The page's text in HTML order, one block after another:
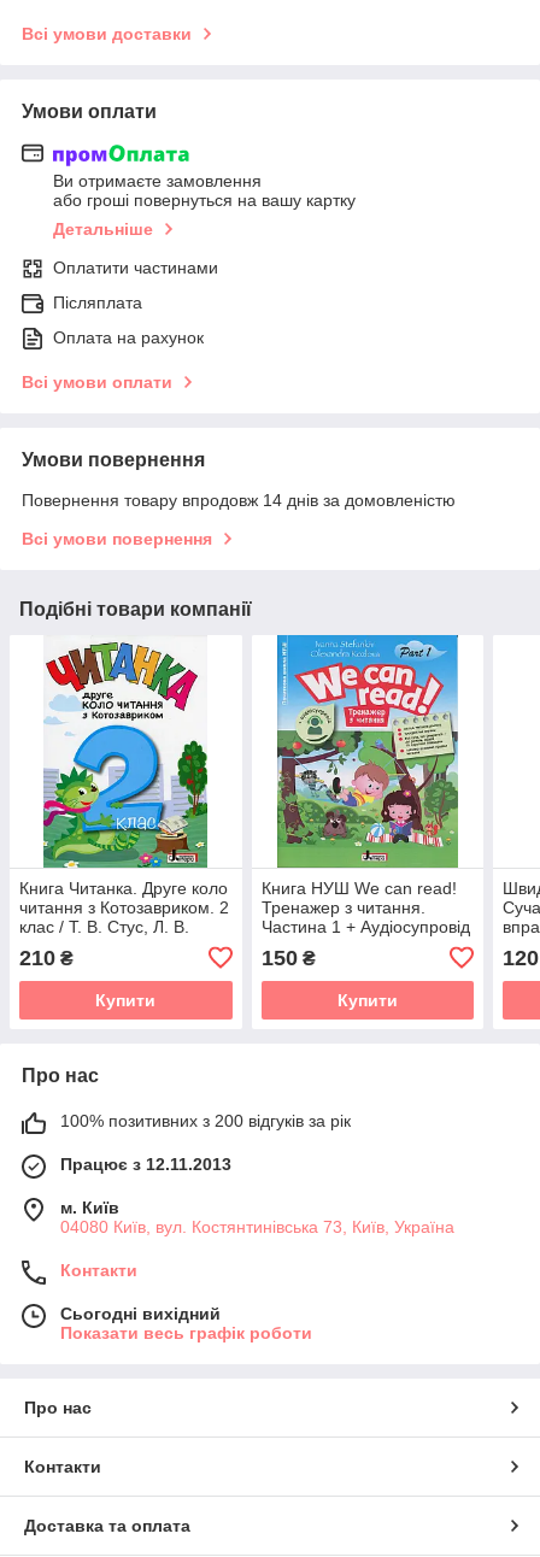
Всі умови доставки
Умови оплати
Ви отримаєте замовлення
або гроші повернуться на вашу картку
Детальніше
Оплатити частинами
Післяплата
Оплата на рахунок
Всі умови оплати
Умови повернення
Повернення товару впродовж 14 днів за домовленістю
Всі умови повернення
Подібні товари компанії
Книга Читанка. Друге коло
читання з Котозавриком. 2
клас / Т. В. Стус, Л. В.
(9789669454843)
210 ₴
Купити
Книга НУШ We can read!
Тренажер з читання.
Частина 1 + Аудіосупровід
Олександра Козлова
150₴
Купити
120
Про нас
100% позитивних з 200 відгуків за рік
Працює з 12.11.2013
м. Київ
04080 Київ, вул. Костянтинівська 73, Київ, Україна
Контакти
Сьогодні вихідний
Показати весь графік роботи
Про нас
Контакти
Доставка та оплата